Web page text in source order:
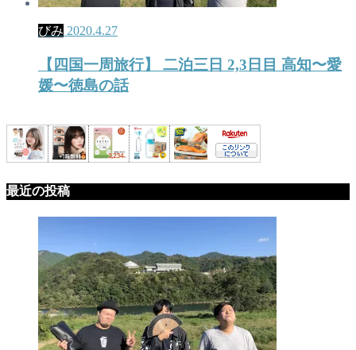
びみ 2020.4.27
【四国一周旅行】 二泊三日 2,3日目 高知〜愛
媛〜徳島の話
最近の投稿